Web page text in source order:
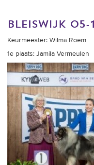
bleiswijk 05-
Keurmeester: Wilma Roem
1e plaats: Jamila Vermeulen